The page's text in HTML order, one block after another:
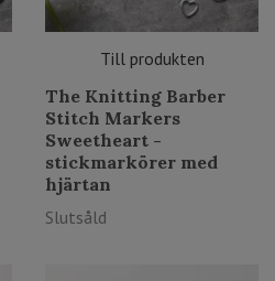
Till produkten
The Knitting Barber
Stitch Markers
Sweetheart -
stickmarkörer med
hjärtan
Slutsåld